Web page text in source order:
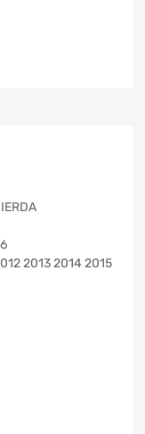
2013 2014 2015